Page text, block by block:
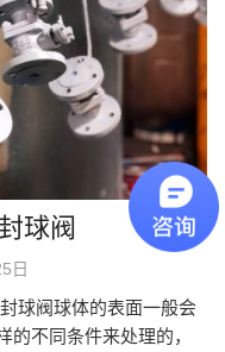
球阀
日
球阀球体的表面一般会
不同条件来处理的，